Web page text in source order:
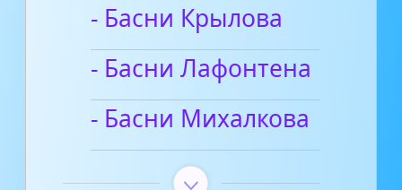
- Басни Крылова
- Басни Лафонтена
- Басни Михалкова